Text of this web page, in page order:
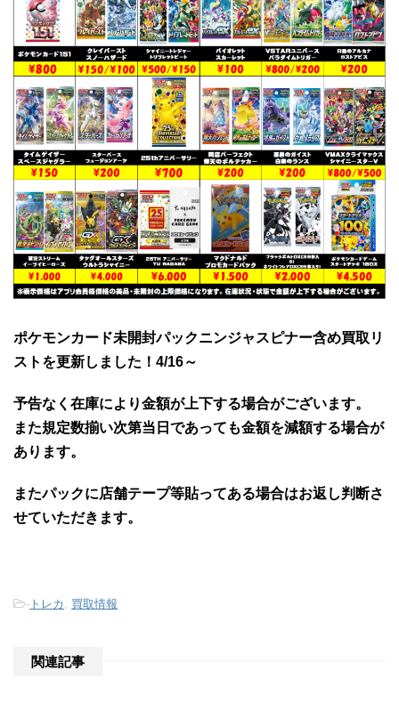
ポケモンカード未開封パックニンジャスピナー含め買取リ
ストを更新しました！4/16～
予告なく在庫により金額が上下する場合がございます。
また規定数揃い次第当日であっても金額を減額する場合が
あります。
またパックに店舗テープ等貼ってある場合はお返し判断さ
せていただきます。
- トレカ , 買取情報
関連記事